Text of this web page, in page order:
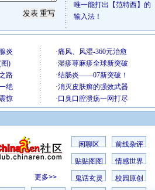
唯一能打出【范特西】的
输入法！
更多>>
闲聊区 前线杂评
贴贴图图 情感世界
鬼话玄灵 校园原创